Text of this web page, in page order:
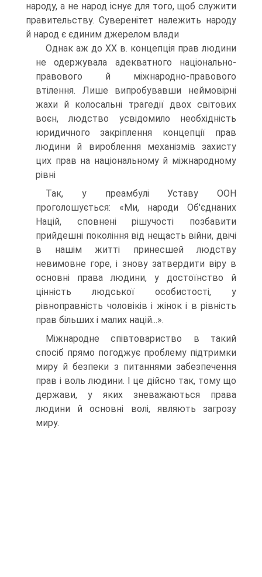
народу, а не народ існує для того, щоб служити
правительству. Суверенітет належить народу
й народ є єдиним джерелом влади
Однак аж до XX в. концепція прав людини
не одержувала адекватного національно-
правового й міжнародно-правового
втілення. Лише випробувавши неймовірні
жахи й колосальні трагедії двох світових
воєн, людство усвідомило необхідність
юридичного закріплення концепції прав
людини й вироблення механізмів захисту
цих прав на національному й міжнародному
рівні
Так, у преамбулі Уставу ООН
проголошується: «Ми, народи Об'єднаних
Націй, сповнені рішучості позбавити
прийдешні покоління від нещасть війни, двічі
в нашім житті принесшей людству
невимовне горе, і знову затвердити віру в
основні права людини, у достоїнство й
цінність людської особистості, у
рівноправність чоловіків і жінок і в рівність
прав більших і малих націй...».
Міжнародне співтовариство в такий
спосіб прямо погоджує проблему підтримки
миру й безпеки з питаннями забезпечення
прав і воль людини. І це дійсно так, тому що
держави, у яких зневажаються права
людини й основні волі, являють загрозу
миру.